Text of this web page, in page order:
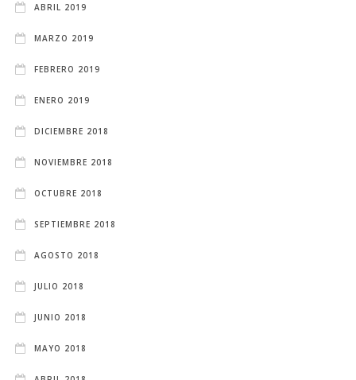
ABRIL 2019
MARZO 2019
FEBRERO 2019
ENERO 2019
DICIEMBRE 2018
NOVIEMBRE 2018
OCTUBRE 2018
SEPTIEMBRE 2018
AGOSTO 2018
JULIO 2018
JUNIO 2018
MAYO 2018